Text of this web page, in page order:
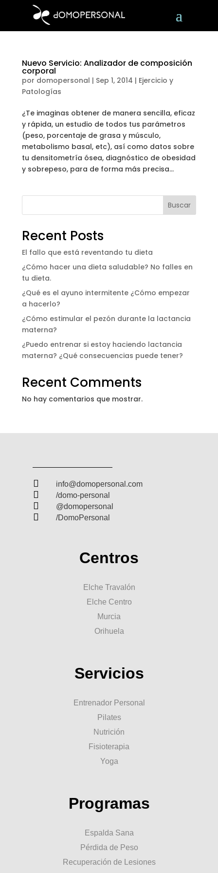
Nuevo Servicio: Analizador de composición
corporal
por domopersonal | Sep 1, 2014 | Ejercicio y
Patologías
¿Te imaginas obtener de manera sencilla, eficaz
y rápida, un estudio de todos tus parámetros
(peso, porcentaje de grasa y músculo,
metabolismo basal, etc), así como datos sobre
tu densitometría ósea, diagnóstico de obesidad
y sobrepeso, para de forma más precisa...
Buscar
Recent Posts
El fallo que está reventando tu dieta
¿Cómo hacer una dieta saludable? No falles en
tu dieta.
¿Qué es el ayuno intermitente ¿Cómo empezar
a hacerlo?
¿Cómo estimular el pezón durante la lactancia
materna?
¿Puedo entrenar si estoy haciendo lactancia
materna? ¿Qué consecuencias puede tener?
Recent Comments
No hay comentarios que mostrar.
 info@domopersonal.com
 /domo-personal
 @domopersonal
 /DomoPersonal
Centros
Elche Travalón
Elche Centro
Murcia
Orihuela
Servicios
Entrenador Personal
Pilates
Nutrición
Fisioterapia
Yoga
Programas
Espalda Sana
Pérdida de Peso
Recuperación de Lesiones